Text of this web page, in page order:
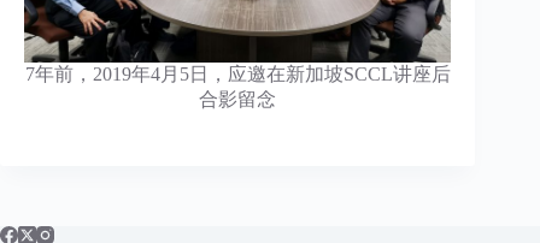
7年前，2019年4月5日，应邀在新加坡SCCL讲座后
合影留念